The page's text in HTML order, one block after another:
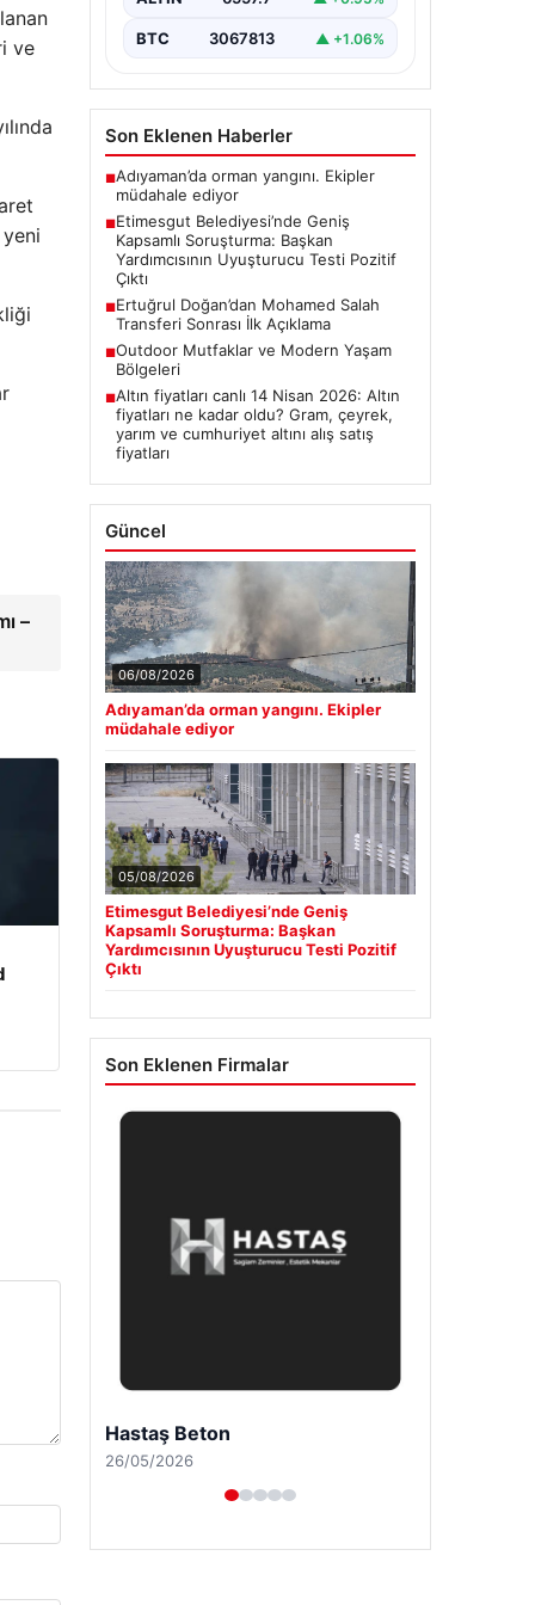
ve
–
Ankara’nın Etimesgut ilçesinde
yürütülen kapsamlı soruşturma
BTC 3067813 ▲ +1.06%
Son Eklenen Haberler
■Adıyaman’da orman yangını. Ekipler
müdahale ediyor
■Etimesgut Belediyesi’nde Geniş
Kapsamlı Soruşturma: Başkan
Yardımcısının Uyuşturucu Testi Pozitif
Çıktı
■Ertuğrul Doğan’dan Mohamed Salah
Transferi Sonrası İlk Açıklama
■Outdoor Mutfaklar ve Modern Yaşam
Bölgeleri
■Altın fiyatları canlı 14 Nisan 2026: Altın
fiyatları ne kadar oldu? Gram, çeyrek,
yarım ve cumhuriyet altını alış satış
fiyatları
Güncel
06/08/2026
Adıyaman’da orman yangını. Ekipler
müdahale ediyor
05/08/2026
Etimesgut Belediyesi’nde Geniş
Kapsamlı Soruşturma: Başkan
Yardımcısının Uyuşturucu Testi Pozitif
Çıktı
Son Eklenen Firmalar
Enes Kaplan Avukatlık Bürosu
28/04/2026